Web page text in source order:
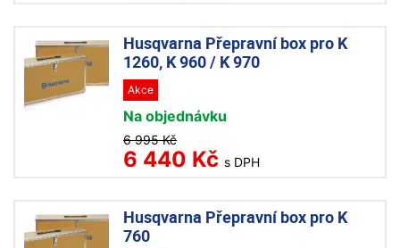
Husqvarna Přepravní box pro K
1260, K 960 / K 970
Akce
Na objednávku
6 995 Kč
6 440 Kč s DPH
Husqvarna Přepravní box pro K
760